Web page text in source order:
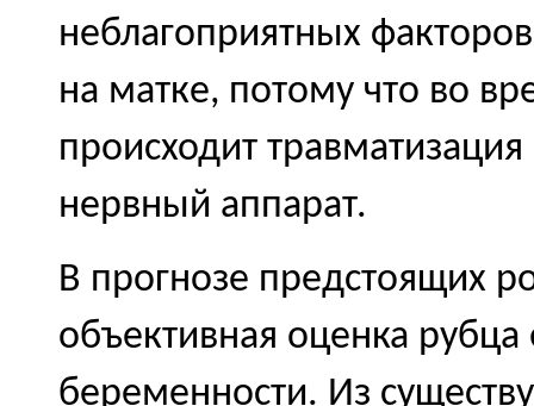
неблагоприятных
на матке, потому что во
происходит
нервный аппарат.
В прогнозе предстоящих
объективная оценка
беременности. Из